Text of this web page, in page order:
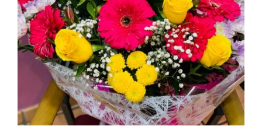
AÑADIR AL CARRITO
/
DETALLES